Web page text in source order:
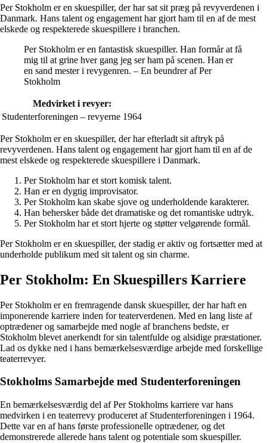
Per Stokholm er en skuespiller, der har sat sit præg på revyverdenen i
Danmark. Hans talent og engagement har gjort ham til en af de mest
elskede og respekterede skuespillere i branchen.
Per Stokholm er en fantastisk skuespiller. Han formår at få
mig til at grine hver gang jeg ser ham på scenen. Han er
en sand mester i revygenren. – En beundrer af Per
Stokholm
Medvirket i revyer:
Studenterforeningen – revyerne 1964
Per Stokholm er en skuespiller, der har efterladt sit aftryk på
revyverdenen. Hans talent og engagement har gjort ham til en af de
mest elskede og respekterede skuespillere i Danmark.
Per Stokholm har et stort komisk talent.
Han er en dygtig improvisator.
Per Stokholm kan skabe sjove og underholdende karakterer.
Han behersker både det dramatiske og det romantiske udtryk.
Per Stokholm har et stort hjerte og støtter velgørende formål.
Per Stokholm er en skuespiller, der stadig er aktiv og fortsætter med at
underholde publikum med sit talent og sin charme.
Per Stokholm: En Skuespillers Karriere
Per Stokholm er en fremragende dansk skuespiller, der har haft en
imponerende karriere inden for teaterverdenen. Med en lang liste af
optrædener og samarbejde med nogle af branchens bedste, er
Stokholm blevet anerkendt for sin talentfulde og alsidige præstationer.
Lad os dykke ned i hans bemærkelsesværdige arbejde med forskellige
teaterrevyer.
Stokholms Samarbejde med Studenterforeningen
En bemærkelsesværdig del af Per Stokholms karriere var hans
medvirken i en teaterrevy produceret af Studenterforeningen i 1964.
Dette var en af hans første professionelle optrædener, og det
demonstrerede allerede hans talent og potentiale som skuespiller.